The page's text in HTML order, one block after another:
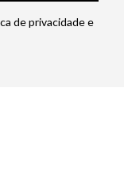
de privacidade e